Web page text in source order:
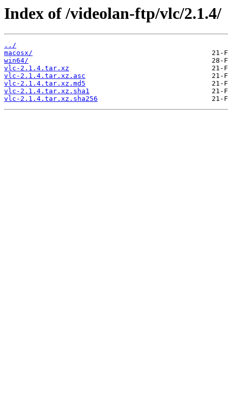
Index of /videolan-ftp/vlc/2.1.4/
../
macosx/
win64/
vlc-2.1.4.tar.xz
vlc-2.1.4.tar.xz.asc
vlc-2.1.4.tar.xz.md5
vlc-2.1.4.tar.xz.sha1
vlc-2.1.4.tar.xz.sha256